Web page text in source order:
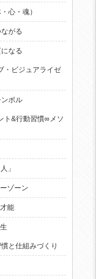
心・魂）
がる
なる
・ビジュアライゼ
ボル
ト&行動習慣∞メソ
」
ゾーン
能
と仕組みづくり